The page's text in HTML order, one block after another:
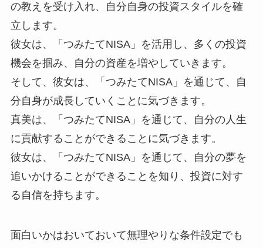
の教えを受け入れ、自分自身の投資スタイルを確
立します。
彼女は、「つみたてNISA」を活用し、多くの投資
機会を掴み、自分の資産を増やしていきます。
そして、彼女は、「つみたてNISA」を通じて、自
分自身が成長していくことに気づきます。
真美は、「つみたてNISA」を通じて、自分の人生
に貢献することができることに気づきます。
彼女は、「つみたてNISA」を通じて、自分の夢を
追いかけることができることを知り、投資に対す
る自信を持ちます。
面白いかはおいておいて無理やりな条件設定でも